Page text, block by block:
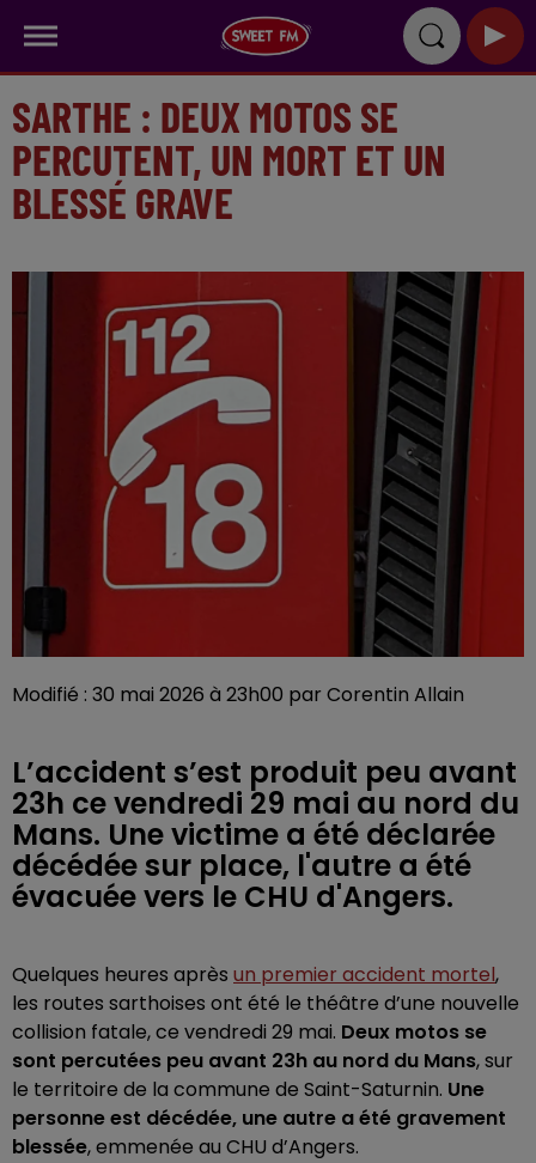
SARTHE : DEUX MOTOS SE
PERCUTENT, UN MORT ET UN
BLESSÉ GRAVE
Modifié : 30 mai 2026 à 23h00 par Corentin Allain
L’accident s’est produit peu avant
23h ce vendredi 29 mai au nord du
Mans. Une victime a été déclarée
décédée sur place, l'autre a été
évacuée vers le CHU d'Angers.
Quelques heures après un premier accident mortel,
les routes sarthoises ont été le théâtre d’une nouvelle
collision fatale, ce vendredi 29 mai. Deux motos se
sont percutées peu avant 23h au nord du Mans, sur
le territoire de la commune de Saint-Saturnin. Une
personne est décédée, une autre a été gravement
blessée, emmenée au CHU d’Angers.